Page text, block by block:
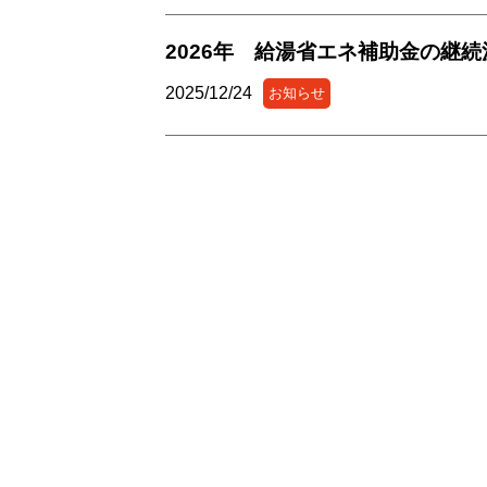
2026年 給湯省エネ補助金の継続
2025/12/24 お知らせ